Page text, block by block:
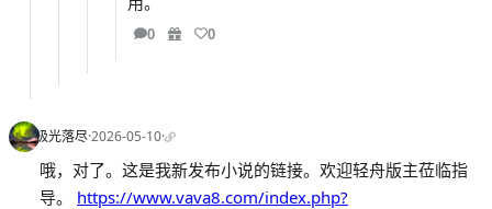
0 0
极光落尽·2026-05-10·
哦，对了。这是我新发布小说的链接。欢迎轻舟版主莅临指
导。 https://www.vava8.com/index.php?